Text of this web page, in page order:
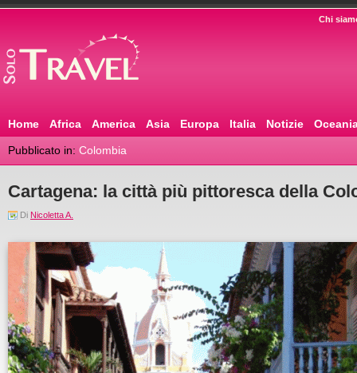
Chi
Home Africa America Asia Europa Italia Notizie
Pubblicato in: Colombia
Cartagena: la città più pittoresca della
Di Nicoletta A.